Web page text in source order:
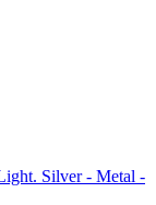
Silver - Metal -